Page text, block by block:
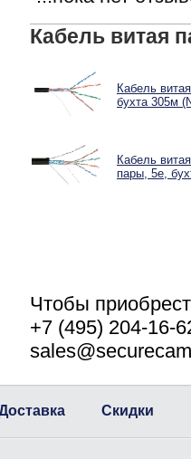
Кабель витая
Кабель
бухта 305м
Кабель
пары, 5e,
Чтобы
+7 (495) 204-16-
Скидки